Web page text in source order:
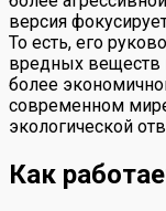
версия
То есть, его
вредных веществ
более
современном
экологической
Как